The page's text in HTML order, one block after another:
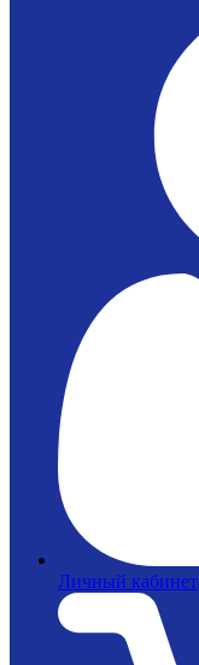
Личный кабинет